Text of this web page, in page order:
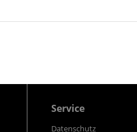
Service
Datenschutz